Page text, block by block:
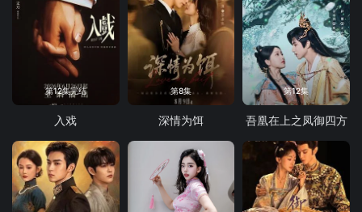
第12集完结
入戏
第8集
深情为饵
第12集
吾凰在上之凤御四方